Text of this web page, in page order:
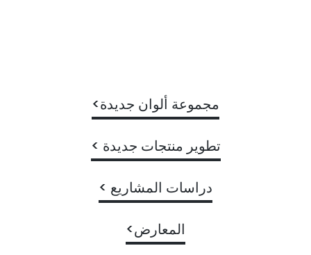
مجموعة ألوان جديدة>
تطوير منتجات جديدة >
دراسات المشاريع >
المعارض>